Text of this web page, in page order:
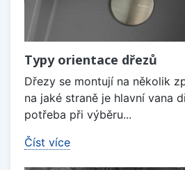
Typy orientace dřezů
Dřezy se montují na několik
na jaké straně je hlavní vana
potřeba při výběru...
Číst více